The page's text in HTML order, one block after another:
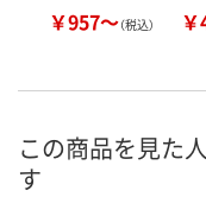
￥957～（税込）
この商品を見た
す